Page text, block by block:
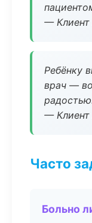
— Клиент
Ребёнку
врач —
— Клиент
Часто
Больно